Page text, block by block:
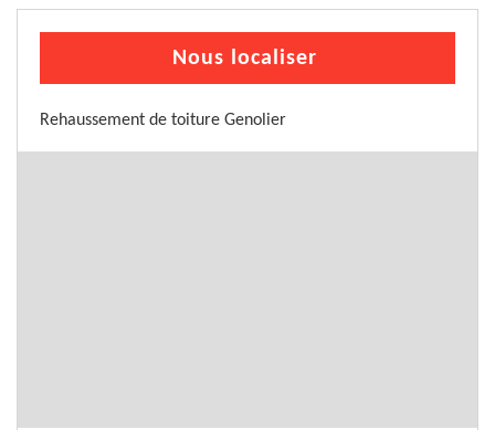
Nous localiser
Rehaussement de toiture Genolier